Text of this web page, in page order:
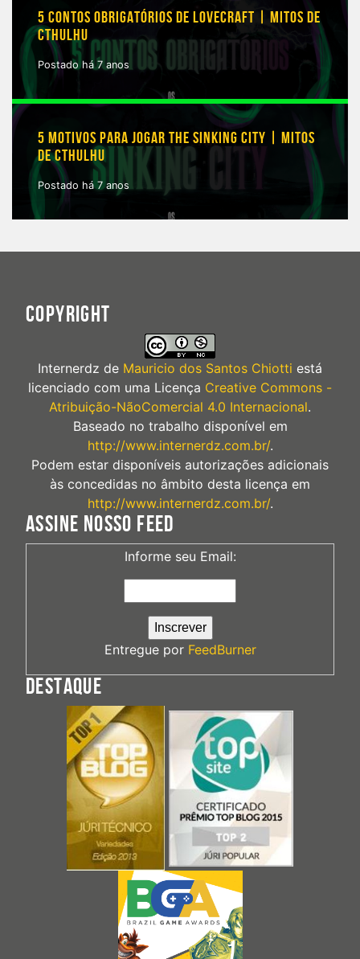
5 CONTOS OBRIGATÓRIOS DE LOVECRAFT | MITOS DE
CTHULHU
Postado há 7 anos
5 MOTIVOS PARA JOGAR THE SINKING CITY | MITOS
DE CTHULHU
Postado há 7 anos
COPYRIGHT
Internerdz de Mauricio dos Santos Chiotti está
licenciado com uma Licença Creative Commons -
Atribuição-NãoComercial 4.0 Internacional.
Baseado no trabalho disponível em
http://www.internerdz.com.br/.
Podem estar disponíveis autorizações adicionais
às concedidas no âmbito desta licença em
http://www.internerdz.com.br/.
ASSINE NOSSO FEED
Informe seu Email:
Entregue por FeedBurner
DESTAQUE